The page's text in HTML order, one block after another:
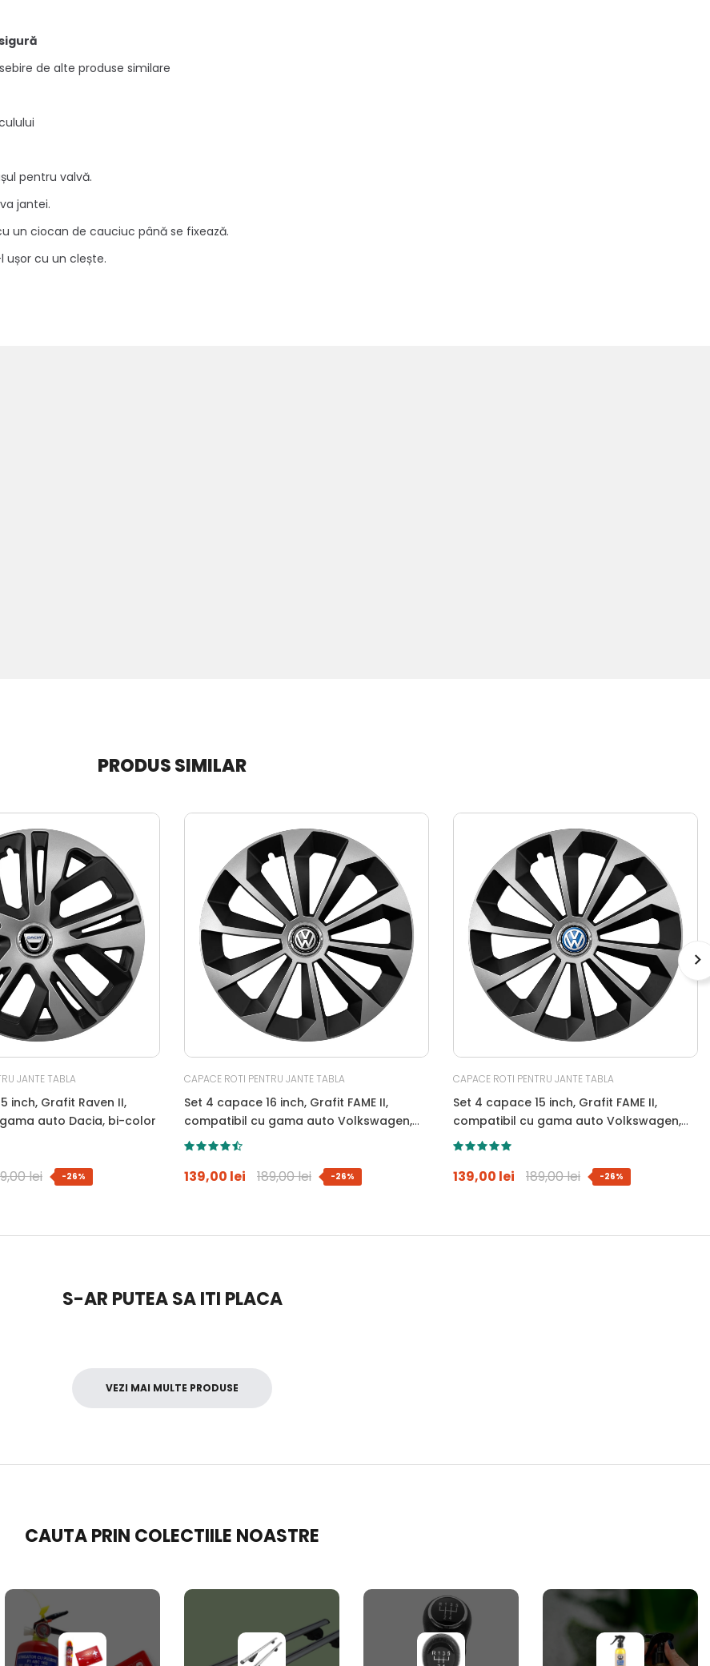
de alte produse similare
pentru valvă.
jantei.
un ciocan de cauciuc până se fixează.
ușor cu un clește.
PRODUS SIMILAR
JANTE TABLA
inch, Grafit Raven II,
auto Dacia, bi-color
lei -26%
CAPACE ROTI PENTRU JANTE TABLA
Set 4 capace 16 inch, Grafit FAME II,
compatibil cu gama auto Volkswagen,
bi-color
139,00 lei 189,00 lei -26%
CAPACE ROTI PENTRU JANTE TABLA
Set 4 capace 15 inch, Grafit FAME II,
compatibil cu gama auto Volkswagen,
bi-color, Sigla Albastra
139,00 lei 189,00 lei -26%
S-AR PUTEA SA ITI PLACA
VEZI MAI MULTE PRODUSE
CAUTA PRIN COLECTIILE NOASTRE